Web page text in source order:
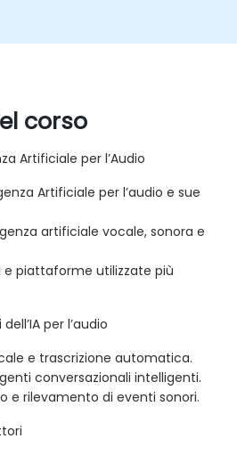
corso
Artificiale per l’Audio
Artificiale per l’audio e sue
artificiale vocale, sonora e
e piattaforme utilizzate più
per l’audio
e trascrizione automatica.
conversazionali intelligenti.
e rilevamento di eventi sonori.